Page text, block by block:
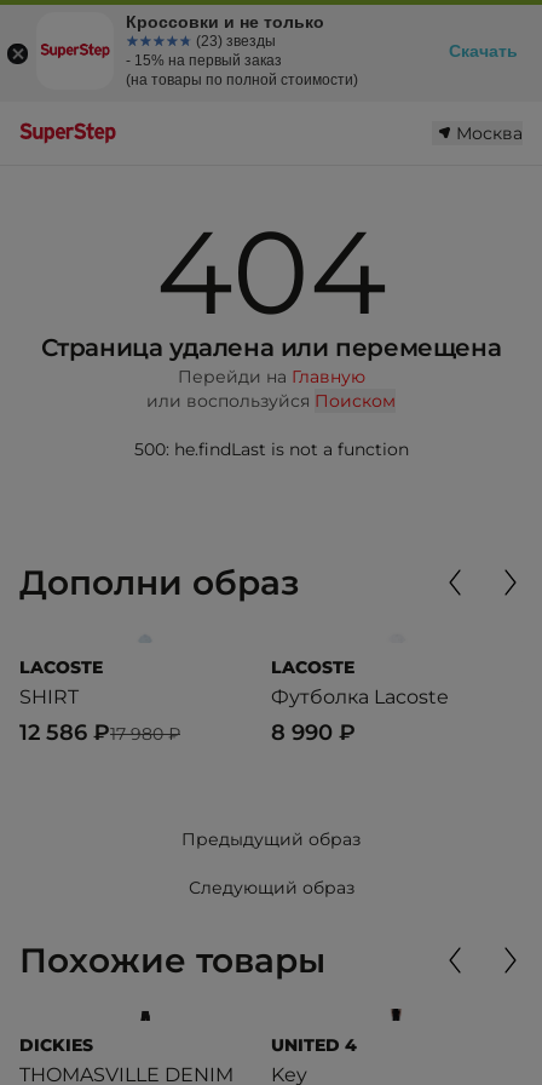
Москва
404
Страница удалена или перемещена
Перейди на Главную
или воспользуйся Поиском
500: he.findLast is not a function
Дополни образ
LACOSTE
SHIRT
17 980 ₽
12 586 ₽
LACOSTE
Футболка Lacoste
8 990 ₽
Предыдущий образ
Следующий образ
Похожие товары
DICKIES
THOMASVILLE DENIM
UNITED 4
Key
Кроссовки и не только
☆☆☆☆☆
★★★★★ (23) звезды
- 15% на первый заказ
(на товары по полной стоимости)
Скачать